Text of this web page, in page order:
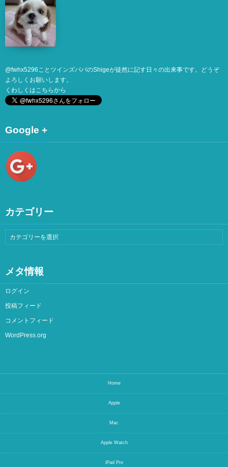
@fwhx5296 ことツインズパパのShigeが徒然に記す日々の出来事です。どうぞ
よろしくお願いします。
くわしくは こちらから
Google +
カテゴリー
メタ情報
ログイン
投稿フィード
コメントフィード
WordPress.org
Home
Apple
Mac
Apple Watch
iPad Pro